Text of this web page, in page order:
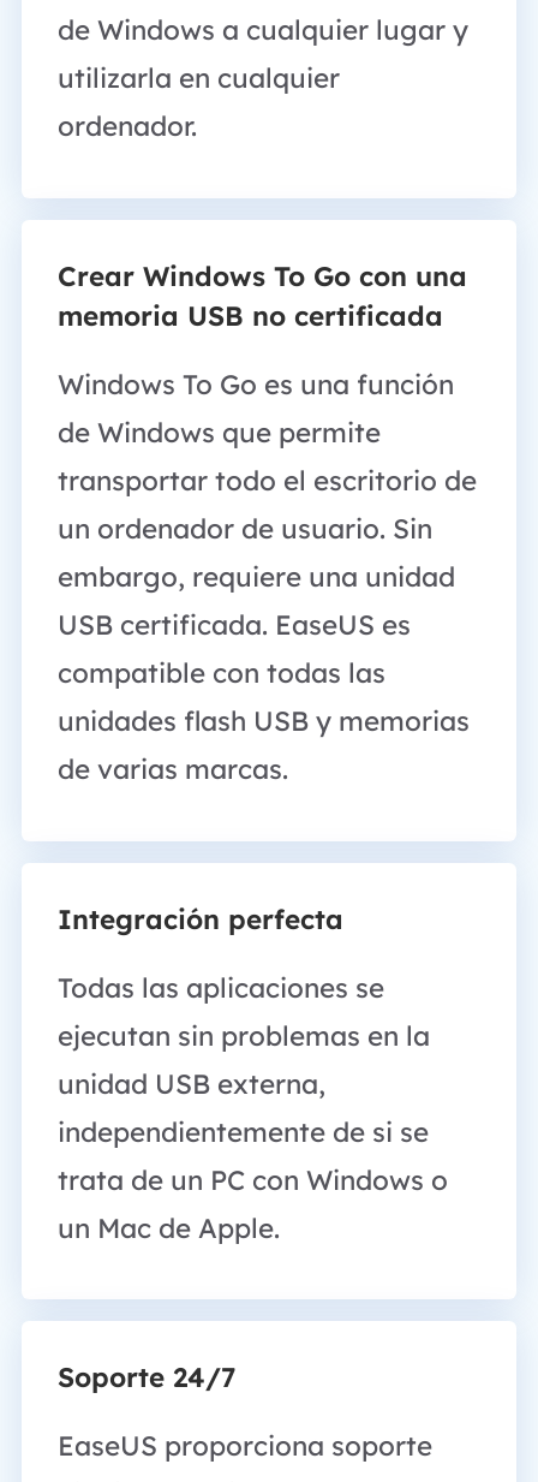
de Windows a cualquier lugar y
utilizarla en cualquier
ordenador.
Crear Windows To Go con una
memoria USB no certificada
Windows To Go es una función
de Windows que permite
transportar todo el escritorio de
un ordenador de usuario. Sin
embargo, requiere una unidad
USB certificada. EaseUS es
compatible con todas las
unidades flash USB y memorias
de varias marcas.
Integración perfecta
Todas las aplicaciones se
ejecutan sin problemas en la
unidad USB externa,
independientemente de si se
trata de un PC con Windows o
un Mac de Apple.
Soporte 24/7
EaseUS proporciona soporte